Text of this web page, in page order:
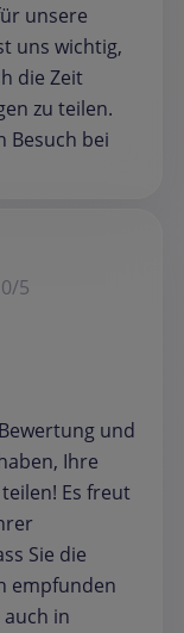
unsere
uns wichtig,
die Zeit
zu teilen.
Besuch bei
5
und
Ihre
Es freut
Sie die
empfunden
in